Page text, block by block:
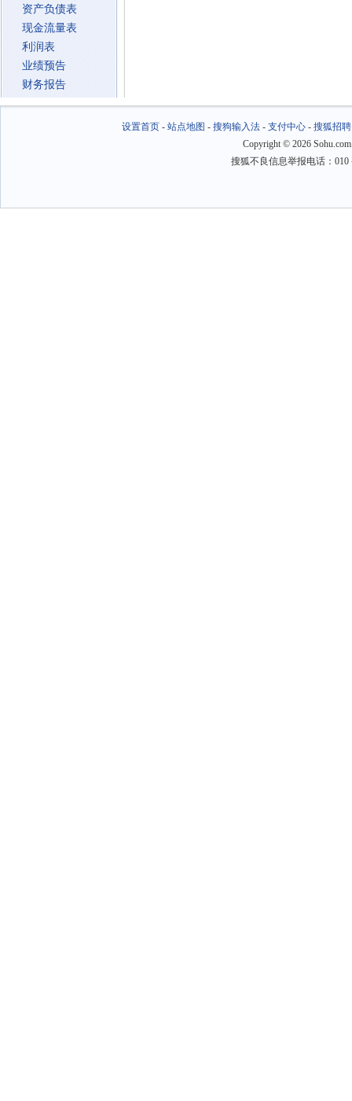
资产负债表
现金流量表
利润表
业绩预告
财务报告
设置首页- 站点地图 - 搜狗输入法- 支付中心- 搜狐招聘
Copyright © 2026
搜狐不良信息举报电话：010